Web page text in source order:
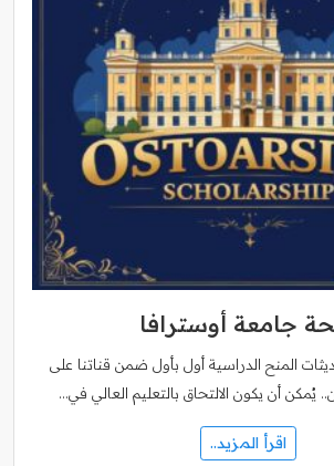
جامعة أوسترافا
المنح الدراسية أول بأول ضمن قناتنا على
يُمكن أن يكون الالتحاق بالتعليم العالي في…
اقرأ المزيد..